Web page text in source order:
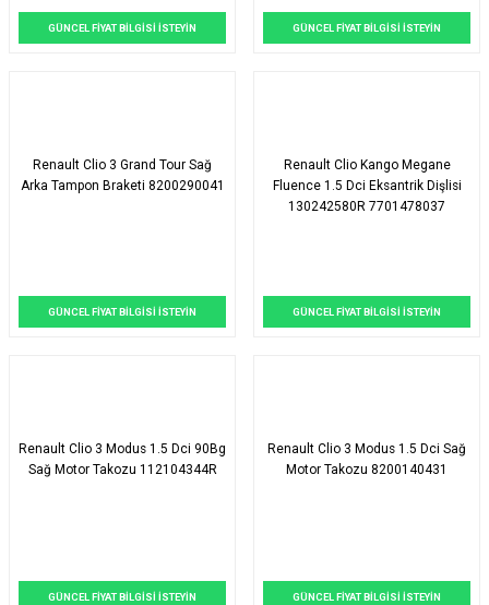
GÜNCEL FİYAT BİLGİSİ İSTEYİN GÜNCEL FİYAT BİLGİSİ İSTEYİN
Renault Clio 3 Grand Tour Sağ
Arka Tampon Braketi 8200290041
GÜNCEL FİYAT BİLGİSİ İSTEYİN
Renault Clio Kango Megane
Fluence 1.5 Dci Eksantrik Dişlisi
130242580R 7701478037
GÜNCEL FİYAT BİLGİSİ İSTEYİN
Renault Clio 3 Modus 1.5 Dci 90Bg
Sağ Motor Takozu 112104344R
GÜNCEL FİYAT BİLGİSİ İSTEYİN
Renault Clio 3 Modus 1.5 Dci Sağ
Motor Takozu 8200140431
GÜNCEL FİYAT BİLGİSİ İSTEYİN